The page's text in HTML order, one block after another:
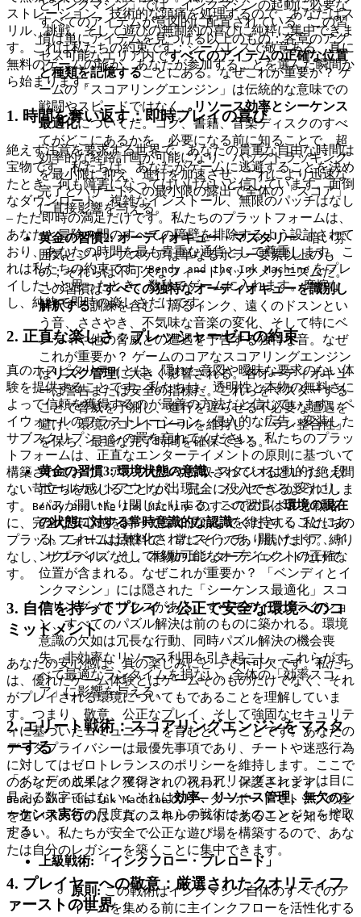
とインクマシン」では、インクマシンの起動に必要な
すべてのアイテムが意図的に配置されている。この習
慣は単にアイテムを見つける以上のもの；各章のアク
セス可能なエリア内ですべてのアイテムの正確な位置
と種類を記憶することにある。なぜこれが重要か？ ゲ
ームの「スコアリングエンジン」は伝統的な意味での
戦闘やスピードではなく、 リソース効率とシーケンス
最適化についてだ。コグ、書籍、音楽ディスクのすべ
てがどこにあるかを、必要になる前に知ることで、超
効率的な経路計画が可能になり、バックトラッキング
を最小限に抑え、進行を加速させ、これにより迅速な
完了とハザードへの最小限の露出で全体の「スコア」
に直接影響を与える。
黄金の習慣2: オーディオキュー・マスタリー- 暗い雰
囲気とジャンプスケアは単なるホラー要素以上のも
の；それらは不可欠なフィードバックメカニズムだ。
この習慣はすべての独特なオーディオキューを識別し
解釈する訓練を含む – 滴るインク、遠くのドスンとい
う音、ささやき、不気味な音楽の変化、そして特にベ
ンディや他の脅威との遭遇を予告する独特な音。なぜ
これが重要か？ ゲームのコアなスコアリングエンジン
はリスク管理に大きく影響される。各オーディオキュ
ーは警告または安全の指標だ。これらをマスターする
ことで脅威を予測し、進行を遅らせる不必要な遭遇を
避け、環境のコントロールを維持し、「ラン整合性」
を保ち、最適な完了時間を確保できる。
黄金の習慣3: 環境状態の意識- スタジオは動的だ；段
ボールカットアウトが出現し、メッセージが変わり、
パスが開いたり閉じたりする。この習慣は環境の現在
の状態に対する常時意識的な認識を維持することにあ
る。これには活性化されたスイッチ、開いたドア、イ
ンクレベル、そして移動可能なオブジェクトの正確な
位置が含まれる。なぜこれが重要か？ 「ベンディとイ
ンクマシン」には隠された「シーケンス最適化」スコ
アリングメトリクスがある。すべてのインタラクショ
ン、すべてのパズル解決は前のものに築かれる。環境
意識の欠如は冗長な行動、同時パズル解決の機会喪
失、非効率なリソース利用を引き起こし、これらがす
べて最適なランタイムを損ない、全体の「効率スコ
ア」に影響を与える。
2. エリート戦術：スコアリングエンジンをマスタ
ーする
「ベンディとインクマシン」のスコアリングエンジンは目に
見える数字ではない；それは効率、リソース管理、無欠のシ
ーケンス実行の尺度だ。これらの戦術はそのエンジンを搾取
する。
上級戦術: 「インクフロー・プレロード」
原則:この戦術はインクマシン自体のすべてのア
イテムを集める前に主インクフローを活性化する
ストレーション、技術的な頭痛を処理するので、あなたはス
リル、挑戦、そして遊びの無制約の喜びに純粋に集中できま
す。これは私たちの約束です：シームレスで敬意ある、真に
無料のゲームの旅が、あなたが参加することを選んだ瞬間か
ら始まります。
1. 時間を奪い返す：即時プレイの喜び
絶えず注意を要求する世界で、あなたの貴重な自由な時間は
宝物です。私たちは、あなたがゲームに逃避することを決め
たとき、何も障害になってはいけないと信じています。面倒
なダウンロード、複雑なインストール、無限のパッチはなし
– ただ即時の満足だけです。私たちのプラットフォームは、
あなたと冒険の間のすべての障壁を排除するよう設計されて
おり、あなたの時間を最も貴重な通貨として尊重します。こ
れは私たちの約束です：Bendy and the Ink Machine をプレ
イしたいと思ったとき、数秒でゲームに入れます。摩擦な
し、純粋で即時の楽しさだけです。
2. 正直な楽しさ：プレッシャーゼロの約束
真のホスピタリティとは、隠れた意図や曖昧な要求のない体
験を提供することです。私たちは、透明性と本物の無料さに
よって信頼を獲得するのが最善の方法だと信じています。ペ
イウォールのフラストレーション、侵入的な広告、変装した
サブスクリプションの罠を忘れてください。私たちのプラッ
トフォームは、正直なエンターテイメントの原則に基づいて
構築されており、アップセルや搾取されているという絶え間
ない苛立ちを感じることなく、完全に没入できるようにしま
す。
Bendy and the Ink Machine のすべてのレベルと戦略
に、完全な安心感を持って深く没頭してください。私たちの
プラットフォームは無料で、常にそうであり続けます。縛り
なし、サプライズなし、本物のエンターテイメントだけで
す。
3. 自信を持ってプレイ：公正で安全な環境へのコ
ミットメント
あなたの安心感は、真の楽しみにとって不可欠です。私たち
は、優れたゲーム体験とはゲームそのものだけでなく、それ
がプレイされる環境についてもであることを理解していま
す。つまり、敬意、公正なプレイ、そして強固なセキュリテ
ィに基づいたコミュニティを育むということです。あなたの
データプライバシーは最優先事項であり、チートや迷惑行為
に対してはゼロトレランスのポリシーを維持します。ここで
のあなたの成果は、獲得され、祝われ、保護されます。
Bendy and the Ink Machineのリーダーボードでトップの座
を追い求めるのは、真のスキルテストであることを知ってく
ださい。私たちが安全で公正な遊び場を構築するので、あな
たは自分のレガシーを築くことに集中できます。
4. プレイヤーへの敬意：厳選されたクオリティフ
ァーストの世界